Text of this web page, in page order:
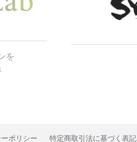
を
ポリシー 特定商取引法に基づく表記